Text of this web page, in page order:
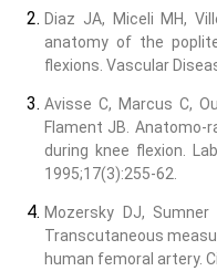
Diaz JA, Miceli MH,
anatomy of the
flexions. Vascular
Avisse C, Marcus C,
Flament JB. Anatomo-
during knee flexion.
1995;17(3):255-62.
Mozersky DJ, Sumner
Transcutaneous
human femoral artery.